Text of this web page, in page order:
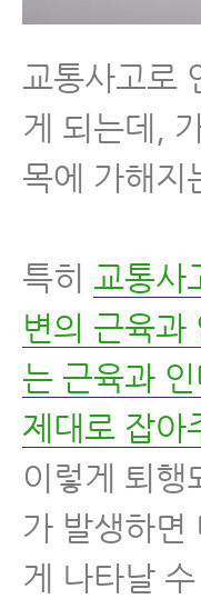
교통사고로
게 되는데,
목에 가해지
특히 교통사
변의 근육과
는 근육과
제대로 잡아
이렇게 퇴행
가 발생하면
게 나타날